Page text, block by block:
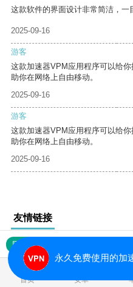
这款软件的界面设计非常简洁，一
2025-09-16
游客
这款加速器VPM应用程序可以给
助你在网络上自由移动。
2025-09-16
游客
这款加速器VPM应用程序可以给
助你在网络上自由移动。
2025-09-16
友情链接
网站地图
首页 安卓
永久免费使用的加